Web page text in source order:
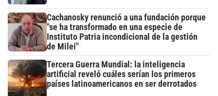
Cachanosky renunció a una fundación porque
"se ha transformado en una especie de
Instituto Patria incondicional de la gestión
de Milei"
Tercera Guerra Mundial: la inteligencia
artificial reveló cuáles serían los primeros
países latinoamericanos en ser derrotados